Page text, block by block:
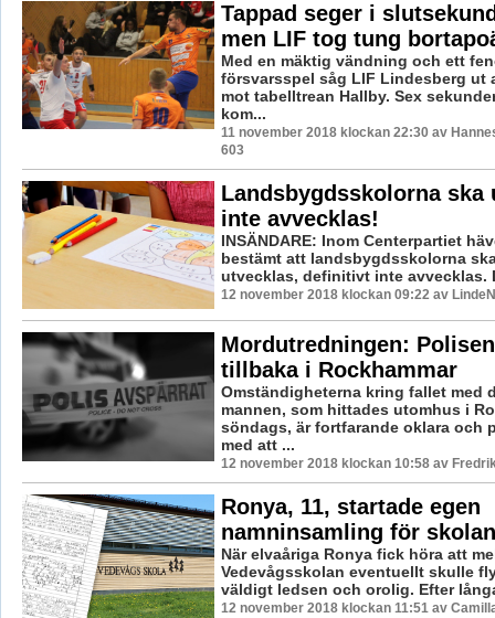
Tappad seger i
men LIF tog tung
Med en mäktig vändning och ett
försvarsspel såg LIF Lindesberg ut
mot tabelltrean Hallby. Sex
kom...
11 november 2018 klockan 22:30 av
603
Landsbygdsskolorna ska
inte avvecklas!
INSÄNDARE: Inom Centerpartiet
bestämt att landsbygdsskolorna
utvecklas, definitivt inte avvecklas.
12 november 2018 klockan 09:22 av
Mordutredningen:
tillbaka i Rockhammar
Omständigheterna kring fallet med
mannen, som hittades utomhus i
söndags, är fortfarande oklara och
med att ...
12 november 2018 klockan 10:58 av
Ronya, 11, startade egen
namninsamling för skolan
När elvaåriga Ronya fick höra att
Vedevågsskolan eventuellt skulle
väldigt ledsen och orolig. Efter
12 november 2018 klockan 11:51 av